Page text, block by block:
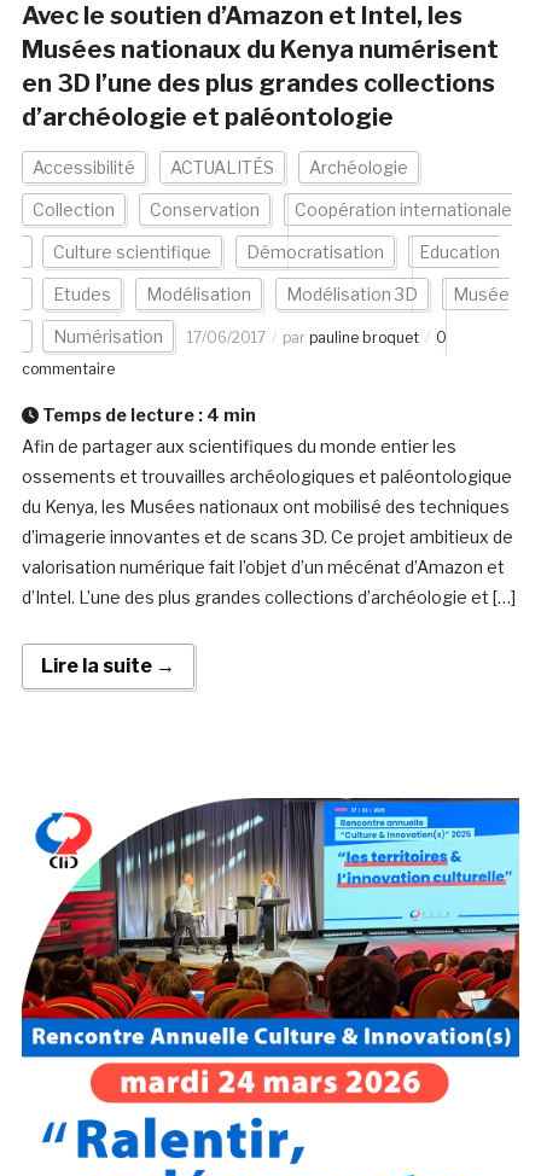
Avec le soutien d’Amazon et Intel, les
Musées nationaux du Kenya numérisent
en 3D l’une des plus grandes collections
d’archéologie et paléontologie
Accessibilité ACTUALITÉS Archéologie
Collection Conservation Coopération internationale
Culture scientifique Démocratisation Education
Etudes Modélisation Modélisation 3D Musée
Numérisation 17/06/2017 par pauline broquet
0
commentaire
Temps de lecture : 4 min
Afin de partager aux scientifiques du monde entier les
ossements et trouvailles archéologiques et paléontologique
du Kenya, les Musées nationaux ont mobilisé des techniques
d’imagerie innovantes et de scans 3D. Ce projet ambitieux de
valorisation numérique fait l’objet d’un mécénat d’Amazon et
d’Intel. L’une des plus grandes collections d’archéologie et […]
Lire la suite →